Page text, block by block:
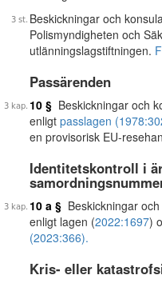
Beskickningar och
Polismyndigheten och
utlänningslagstiftningen.
Passärenden
10 § Beskickningar och
enligt passlagen
en provisorisk EU-
Identitetskontroll i
10 a § Beskickningar
enligt lagen (2022:1697)
(2023:366).
Kris- eller